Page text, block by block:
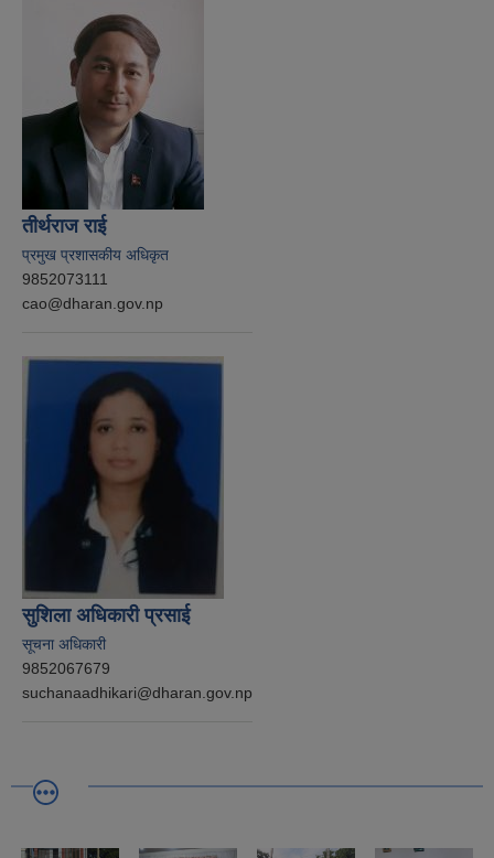
तीर्थराज राई
प्रमुख प्रशासकीय अधिकृत
9852073111
cao@dharan.gov.np
सुशिला अधिकारी प्रसाई
सूचना अधिकारी
9852067679
suchanaadhikari@dharan.gov.np